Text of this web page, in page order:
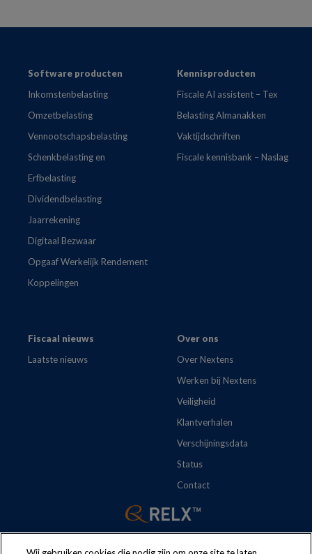
FooterSoftware producten
Inkomstenbelasting
Omzetbelasting
Vennootschapsbelasting
Schenkbelasting en
Erfbelasting
Dividendbelasting
Jaarrekening
Digitaal Bezwaar
Opgaaf Werkelijk Rendement
Koppelingen
Kennisproducten
Fiscale AI assistent – Tex
Belasting Almanakken
Vaktijdschriften
Fiscale kennisbank – Naslag
Fiscaal nieuws
Laatste nieuws
Over ons
Over Nextens
Werken bij Nextens
Veiligheid
Klantverhalen
Verschijningsdata
Status
Contact